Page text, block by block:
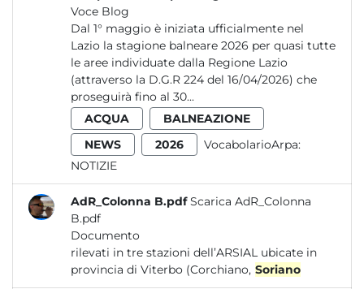
Voce Blog
Dal 1° maggio è iniziata ufficialmente nel
Lazio la stagione balneare 2026 per quasi tutte
le aree individuate dalla Regione Lazio
(attraverso la D.G.R 224 del 16/04/2026) che
proseguirà fino al 30...
ACQUA
BALNEAZIONE
NEWS
2026
VocabolarioArpa:
NOTIZIE
AdR_Colonna B.pdf Scarica AdR_Colonna
B.pdf
Documento
rilevati in tre stazioni dell’ARSIAL ubicate in
provincia di Viterbo (Corchiano, Soriano